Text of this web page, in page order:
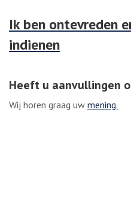
Ik ben ontevreden
indienen
Heeft u aanvullingen
Wij horen graag uw mening.